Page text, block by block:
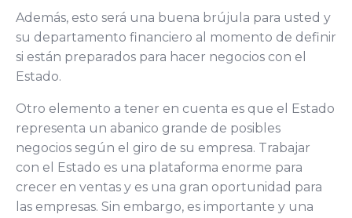
Además, esto será una buena brújula para usted y
su departamento financiero al momento de definir
si están preparados para hacer negocios con el
Estado.
Otro elemento a tener en cuenta es que el Estado
representa un abanico grande de posibles
negocios según el giro de su empresa. Trabajar
con el Estado es una plataforma enorme para
crecer en ventas y es una gran oportunidad para
las empresas. Sin embargo, es importante y una